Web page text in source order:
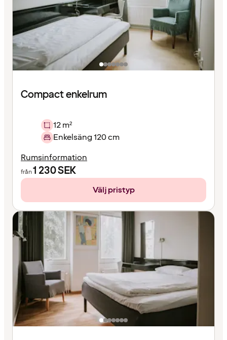
Compact enkelrum
12 m²
Enkelsäng 120 cm
Rumsinformation
från1 230SEK
Välj pristyp